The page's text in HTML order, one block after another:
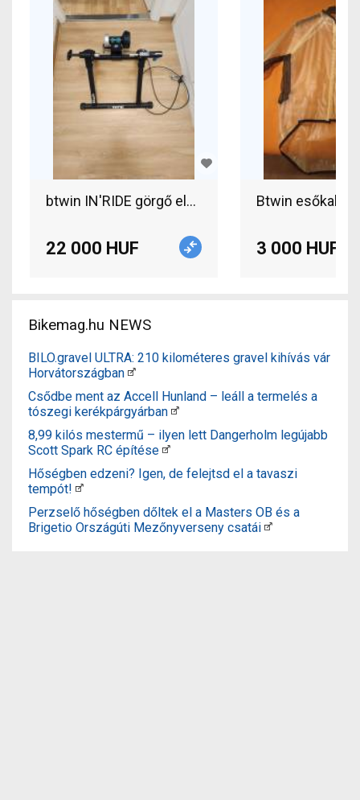
btwin IN'RIDE
22 000 HUF
Btwin esőkabát
3 000 HUF
Bikemag.hu NEWS
BILO.gravel ULTRA: 210 kilométeres gravel kihívás vár
Horvátországban
Csődbe ment az Accell Hunland – leáll a termelés a
tószegi kerékpárgyárban
8,99 kilós mestermű – ilyen lett Dangerholm legújabb
Scott Spark RC építése
Hőségben edzeni? Igen, de felejtsd el a tavaszi
tempót!
Perzselő hőségben dőltek el a Masters OB és a
Brigetio Országúti Mezőnyverseny csatái